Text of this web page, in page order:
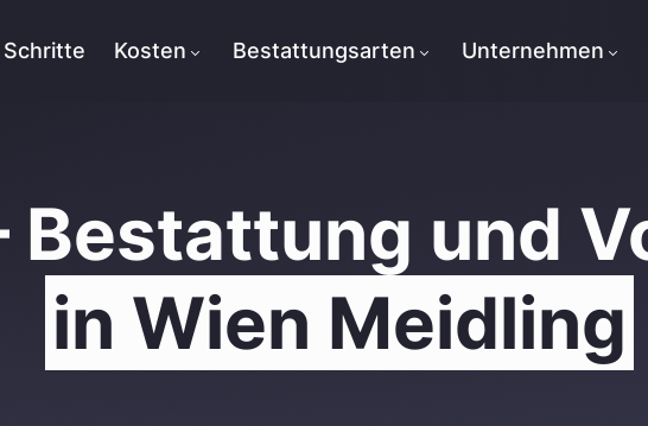
Kosten Bestattungsarten Unternehmen
Bestattung und
in Wien Meidling